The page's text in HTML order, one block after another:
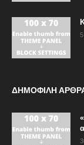
ΔΗΜΟΦΙΛΗ